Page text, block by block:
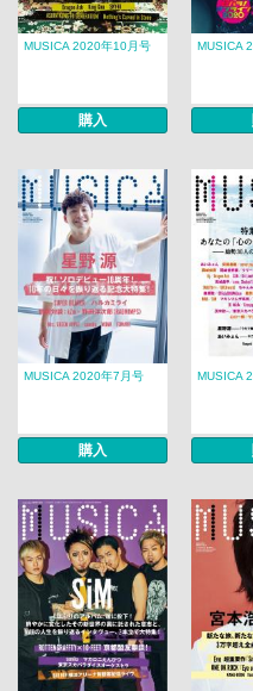
MUSICA 2020年10月号
購入
MUSICA
MUSICA 2020年7月号
購入
MUSICA